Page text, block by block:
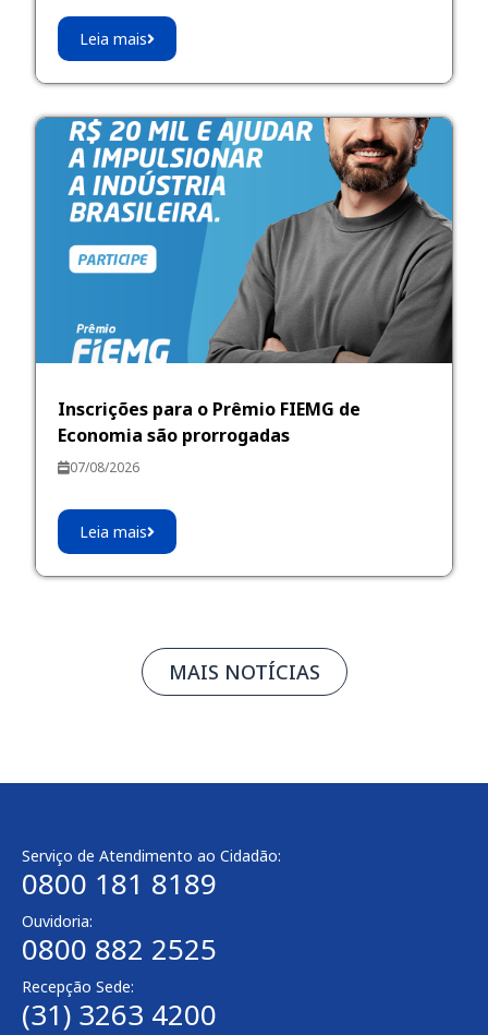
Leia mais
Inscrições para o Prêmio FIEMG de
Economia são prorrogadas
07/08/2026
Leia mais
MAIS NOTÍCIAS
Serviço de Atendimento ao Cidadão:
0800 181 8189
Ouvidoria:
0800 882 2525
Recepção Sede:
(31) 3263 4200